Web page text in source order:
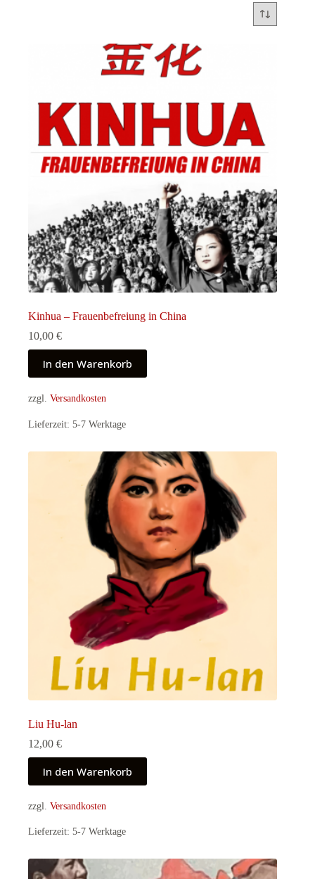
Kinhua – Frauenbefreiung in China
10,00 €
In den Warenkorb
zzgl. Versandkosten
Lieferzeit: 5-7 Werktage
Liu Hu-lan
12,00 €
In den Warenkorb
zzgl. Versandkosten
Lieferzeit: 5-7 Werktage